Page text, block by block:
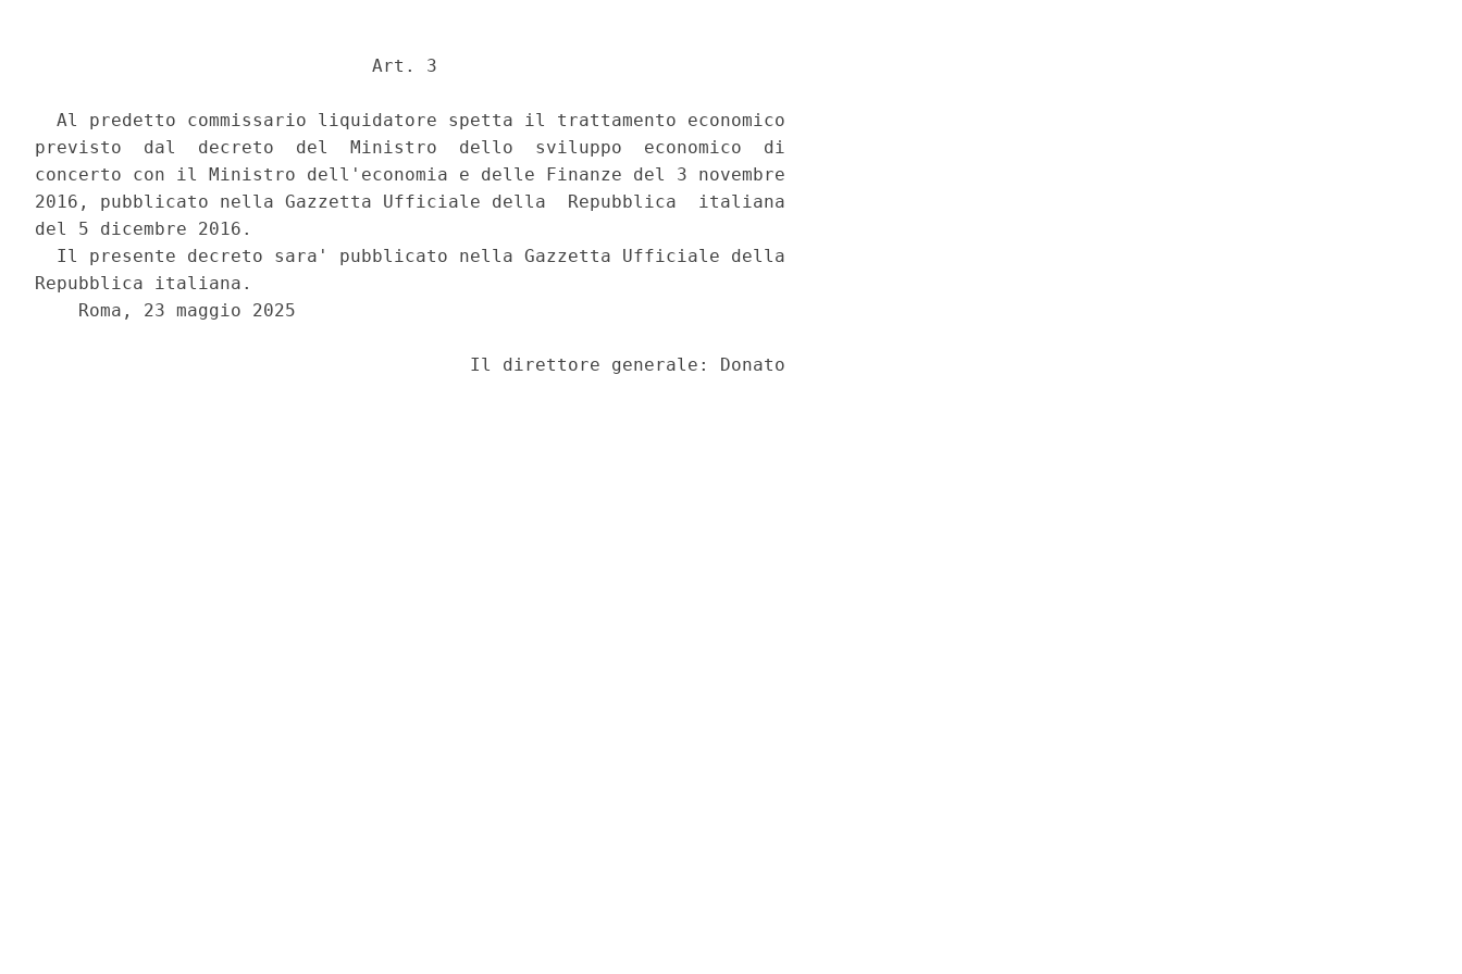
                               Art. 3
  Al predetto commissario liquidatore spetta il trattamento economico
previsto  dal  decreto  del  Ministro  dello  sviluppo  economico  di
concerto con il Ministro dell'economia e delle Finanze del 3 novembre
2016, pubblicato nella Gazzetta Ufficiale della  Repubblica  italiana
del 5 dicembre 2016.
  Il presente decreto sara' pubblicato nella Gazzetta Ufficiale della
Repubblica italiana.
    Roma, 23 maggio 2025